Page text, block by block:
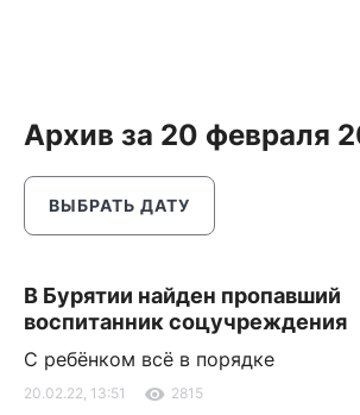
Архив за 20 февраля
ВЫБРАТЬ ДАТУ
В Бурятии найден пропавший
воспитанник соцучреждения
С ребёнком всё в порядке
20.02.22, 13:51 2815